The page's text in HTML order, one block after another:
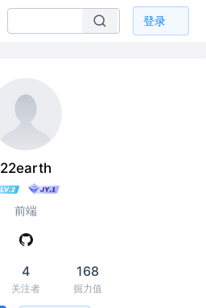
登录
22earth
前端
4
关注者
168
掘力值